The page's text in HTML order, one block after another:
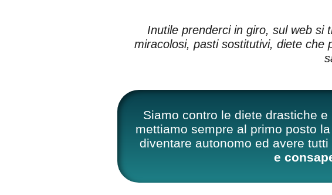
Inutile prenderci in giro, sul web si
miracolosi, pasti sostitutivi, diete
Siamo contro le diete drastiche
mettiamo sempre al primo posto la
diventare autonomo ed avere
e